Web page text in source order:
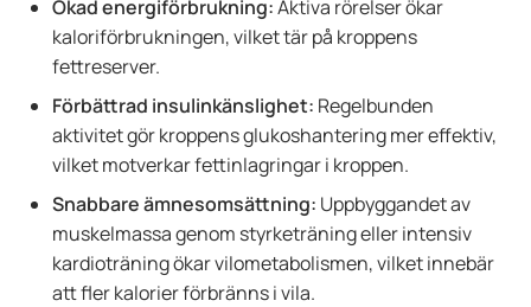
Ökad energiförbrukning:Aktiva rörelser ökar
kaloriförbrukningen, vilket tär på kroppens
fettreserver.
Förbättrad insulinkänslighet: Regelbunden
aktivitet gör kroppens glukoshantering mer effektiv,
vilket motverkar fettinlagringar i kroppen.
Snabbare ämnesomsättning: Uppbyggandet av
muskelmassa genom styrketräning eller intensiv
kardioträning ökar vilometabolismen, vilket innebär
att fler kalorier förbränns i vila.